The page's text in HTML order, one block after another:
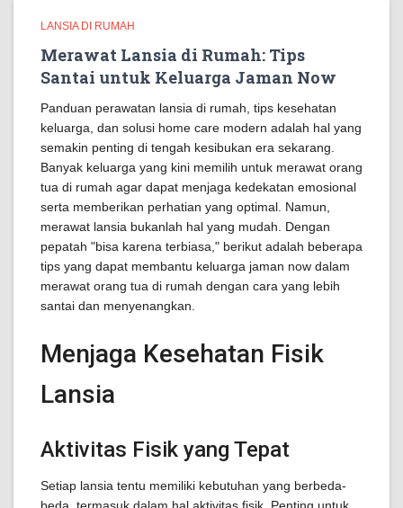
LANSIA DI RUMAH
Merawat Lansia di Rumah: Tips
Santai untuk Keluarga Jaman Now
Panduan perawatan lansia di rumah, tips kesehatan
keluarga, dan solusi home care modern adalah hal yang
semakin penting di tengah kesibukan era sekarang.
Banyak keluarga yang kini memilih untuk merawat orang
tua di rumah agar dapat menjaga kedekatan emosional
serta memberikan perhatian yang optimal. Namun,
merawat lansia bukanlah hal yang mudah. Dengan
pepatah "bisa karena terbiasa," berikut adalah beberapa
tips yang dapat membantu keluarga jaman now dalam
merawat orang tua di rumah dengan cara yang lebih
santai dan menyenangkan.
Menjaga Kesehatan Fisik
Lansia
Aktivitas Fisik yang Tepat
Setiap lansia tentu memiliki kebutuhan yang berbeda-